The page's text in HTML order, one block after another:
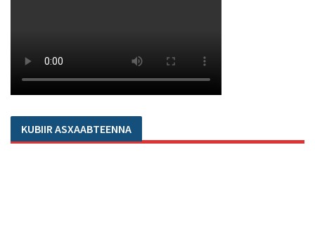
KUBIIR ASXAABTEENNA